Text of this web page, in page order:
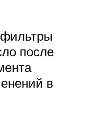
после
в